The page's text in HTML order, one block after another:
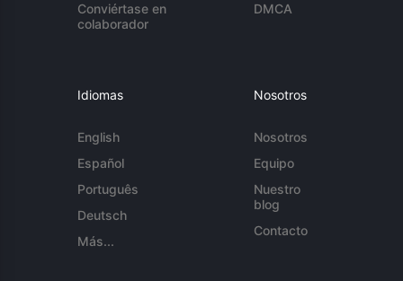
Conviértase en
colaborador
DMCA
Idiomas
English
Español
Português
Deutsch
Más...
Nosotros
Nosotros
Equipo
Nuestro
blog
Contacto